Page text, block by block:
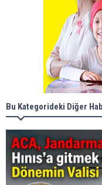
Bu Kategorideki Diğer